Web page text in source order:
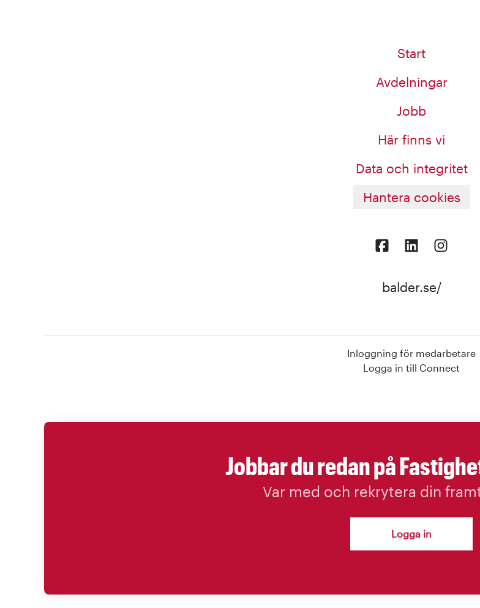
Start
Avdelningar
Jobb
Här finns vi
Data och integritet
Hantera cookies
balder.se/
Inloggning för medarbetare
Logga in till Connect
Jobbar du redan på
Var med och rekrytera din
Logga in